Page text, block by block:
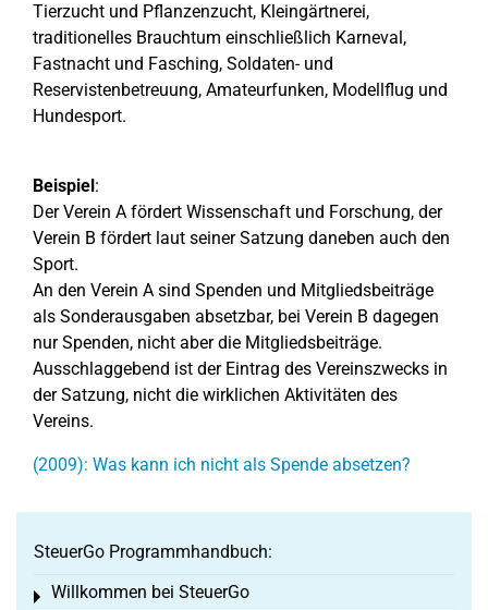
Tierzucht und Pflanzenzucht, Kleingärtnerei,
traditionelles Brauchtum einschließlich Karneval,
Fastnacht und Fasching, Soldaten- und
Reservistenbetreuung, Amateurfunken, Modellflug und
Hundesport.
Beispiel:
Der Verein A fördert Wissenschaft und Forschung, der
Verein B fördert laut seiner Satzung daneben auch den
Sport.
An den Verein A sind Spenden und Mitgliedsbeiträge
als Sonderausgaben absetzbar, bei Verein B dagegen
nur Spenden, nicht aber die Mitgliedsbeiträge.
Ausschlaggebend ist der Eintrag des Vereinszwecks in
der Satzung, nicht die wirklichen Aktivitäten des
Vereins.
(2009): Was kann ich nicht als Spende absetzen?
SteuerGo Programmhandbuch:
Willkommen bei SteuerGo
Toggle menu